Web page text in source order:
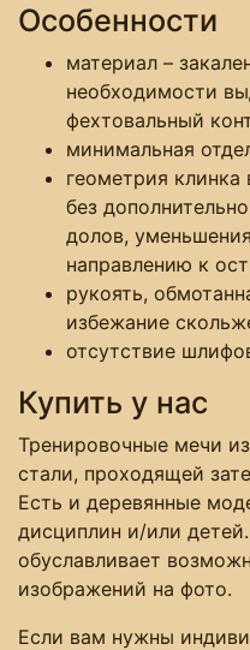
Особенности
материал –
необходимости
фехтовальный
минимальная
геометрия
без
долов,
направлению к
рукоять,
избежание
отсутствие
Купить у нас
Тренировочные мечи
стали, проходящей
Есть и деревянные
дисциплин и/или
обуславливает
изображений на фото.
Если вам нужны